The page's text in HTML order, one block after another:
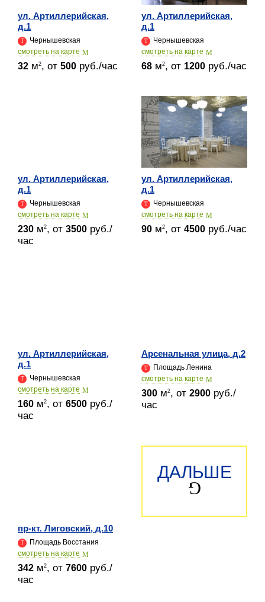
ул. Артиллерийская,
д.1
Чернышевская
cмотреть на карте
32 м2, от 500 руб./час
ул. Артиллерийская,
д.1
Чернышевская
cмотреть на карте
68 м2, от 1200 руб./час
ул. Артиллерийская,
д.1
Чернышевская
cмотреть на карте
230 м2, от 3500 руб./
час
ул. Артиллерийская,
д.1
Чернышевская
cмотреть на карте
90 м2, от 4500 руб./час
ул. Артиллерийская,
д.1
Чернышевская
cмотреть на карте
160 м2, от 6500 руб./
час
Арсенальная улица, д.2
Площадь Ленина
cмотреть на карте
300 м2, от 2900 руб./
час
пр-кт. Лиговский, д.10
Площадь Восстания
cмотреть на карте
342 м2, от 7600 руб./
час
ДАЛЬШЕ